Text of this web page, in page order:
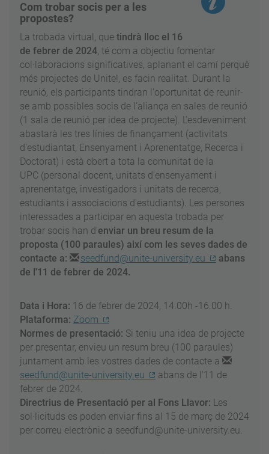
Com trobar socis per a les
propostes?
La trobada virtual, que tindrà lloc el 16
de febrer de 2024, té com a objectiu fomentar
col·laboracions significatives, aplanant el camí perquè
més projectes de Unite!, es facin realitat. Durant la
reunió, els participants tindran l'oportunitat de reunir-
se amb possibles socis de l’aliança en sales de reunió
(1 sala de reunió per idea de projecte). L'esdeveniment
abastarà les tres línies de finançament (activitats
d'estudiantat, Ensenyament i Aprenentatge, Recerca i
Doctorat) i està obert a tota la comunitat de la
UPC (personal docent, unitats d'ensenyament i
aprenentatge, investigadors i unitats de recerca,
estudiants i associacions d'estudiants). Les persones
interessades a participar en aquesta trobada per
trobar socis han d'enviar un breu resum de la
proposta (100 paraules) així com les seves dades de
contacte a:
seedfund@unite-university.eu
abans
de l'11 de febrer de 2024.
Data i Hora: 16 de febrer de 2024, 14.00h -16.00 h.
Plataforma: Zoom
Normes de presentació: Si teniu una idea de projecte
per presentar, envieu un resum breu (100 paraules)
juntament amb les vostres dades de contacte a
seedfund@unite-university.eu
abans de l'11 de
febrer de 2024.
Directrius de Presentació per al Fons Llavor: Les
sol·licituds es poden enviar fins al 15 de març de 2024
per correu electrònic a seedfund@unite-university.eu.